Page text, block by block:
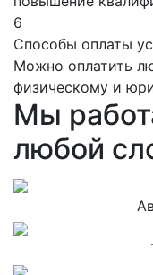
6
Способы оплаты
Можно оплатить
физическому и
Мы
любой